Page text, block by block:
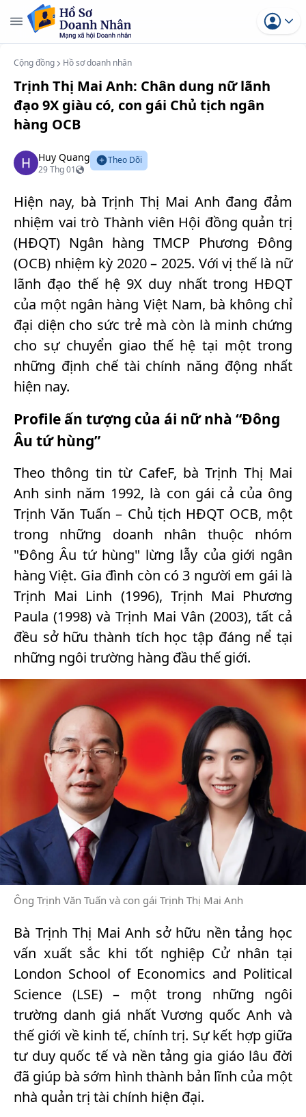
Cộng đồng Hồ sơ doanh nhân
Trịnh Thị Mai Anh: Chân dung nữ lãnh
đạo 9X giàu có, con gái Chủ tịch ngân
hàng OCB
Huy Quang
29 Thg 01
Theo Dõi
Hiện nay, bà Trịnh Thị Mai Anh đang đảm
nhiệm vai trò Thành viên Hội đồng quản trị
(HĐQT) Ngân hàng TMCP Phương Đông
(OCB) nhiệm kỳ 2020 – 2025. Với vị thế là nữ
lãnh đạo thế hệ 9X duy nhất trong HĐQT
của một ngân hàng Việt Nam, bà không chỉ
đại diện cho sức trẻ mà còn là minh chứng
cho sự chuyển giao thế hệ tại một trong
những định chế tài chính năng động nhất
hiện nay.
Profile ấn tượng của ái nữ nhà “Đông
Âu tứ hùng”
Theo thông tin từ CafeF, bà Trịnh Thị Mai
Anh sinh năm 1992, là con gái cả của ông
Trịnh Văn Tuấn – Chủ tịch HĐQT OCB, một
trong những doanh nhân thuộc nhóm
"Đông Âu tứ hùng" lừng lẫy của giới ngân
hàng Việt. Gia đình còn có 3 người em gái là
Trịnh Mai Linh (1996), Trịnh Mai Phương
Paula (1998) và Trịnh Mai Vân (2003), tất cả
đều sở hữu thành tích học tập đáng nể tại
những ngôi trường hàng đầu thế giới.
Ông Trịnh Văn Tuấn và con gái Trịnh Thị Mai Anh
Bà Trịnh Thị Mai Anh sở hữu nền tảng học
vấn xuất sắc khi tốt nghiệp Cử nhân tại
London School of Economics and Political
Science (LSE) – một trong những ngôi
trường danh giá nhất Vương quốc Anh và
thế giới về kinh tế, chính trị. Sự kết hợp giữa
tư duy quốc tế và nền tảng gia giáo lâu đời
đã giúp bà sớm hình thành bản lĩnh của một
nhà quản trị tài chính hiện đại.